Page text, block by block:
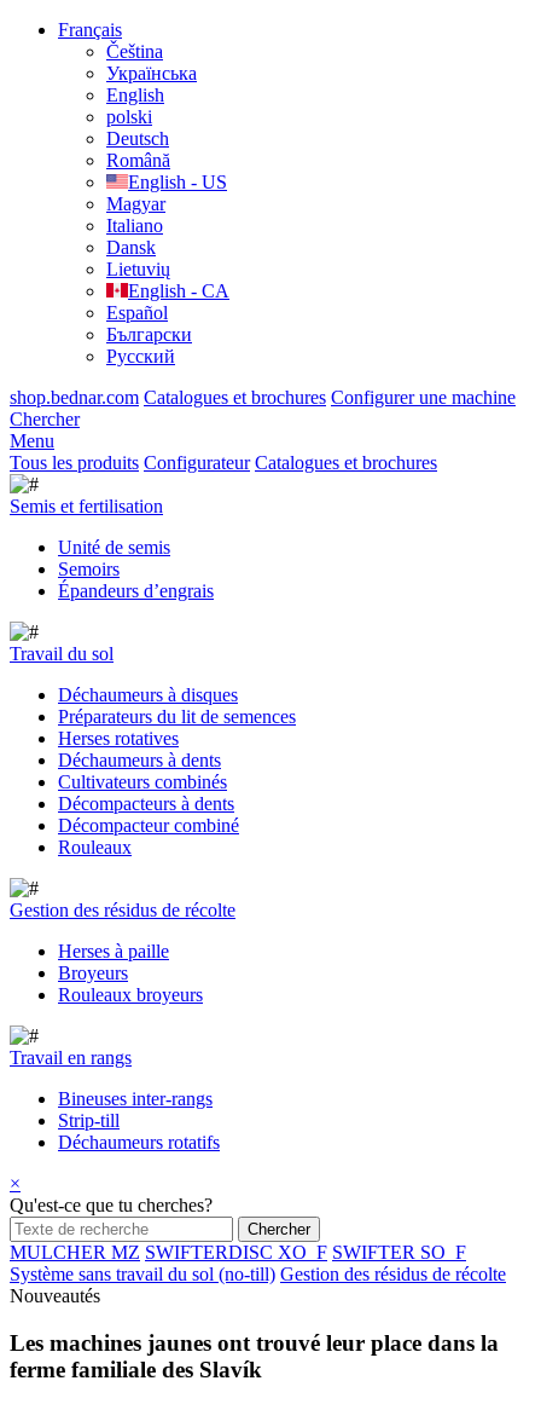
Français
Čeština
Українська
English
polski
Deutsch
Română
English - US
Magyar
Italiano
Dansk
Lietuvių
English - CA
Español
Български
Русский
shop.bednar.com Catalogues et brochures Configurer une machine
Chercher
Menu
Tous les produits Configurateur Catalogues et brochures
Semis et fertilisation
Unité de semis
Semoirs
Épandeurs d’engrais
Travail du sol
Déchaumeurs à disques
Préparateurs du lit de semences
Herses rotatives
Déchaumeurs à dents
Cultivateurs combinés
Décompacteurs à dents
Décompacteur combiné
Rouleaux
Gestion des résidus de récolte
Herses à paille
Broyeurs
Rouleaux broyeurs
Travail en rangs
Bineuses inter-rangs
Strip-till
Déchaumeurs rotatifs
×
Qu'est-ce que tu cherches?
MULCHER MZ SWIFTERDISC XO_F SWIFTER SO_F
Système sans travail du sol (no-till) Gestion des résidus de récolte
Nouveautés
Les machines jaunes ont trouvé leur place dans la
ferme familiale des Slavík